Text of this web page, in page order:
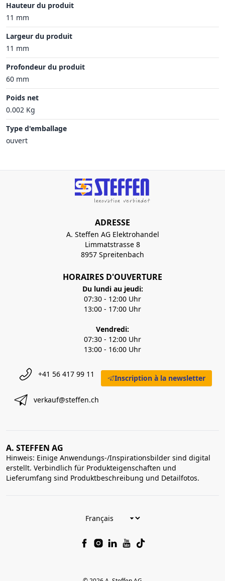
Hauteur du produit
11 mm
Largeur du produit
11 mm
Profondeur du produit
60 mm
Poids net
0.002 Kg
Type d'emballage
ouvert
ADRESSE
A. Steffen AG Elektrohandel
Limmatstrasse 8
8957 Spreitenbach
HORAIRES D'OUVERTURE
Du lundi au jeudi:
07:30 - 12:00 Uhr
13:00 - 17:00 Uhr
Vendredi:
07:30 - 12:00 Uhr
13:00 - 16:00 Uhr
+41 56 417 99 11
verkauf@steffen.ch
Inscription à la newsletter
A. STEFFEN AG
Hinweis: Einige Anwendungs-/Inspirationsbilder sind digital
erstellt. Verbindlich für Produkteigenschaften und
Lieferumfang sind Produktbeschreibung und Detailfotos.